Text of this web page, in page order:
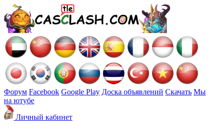
Форум Facebook Google Play Доска объявлений Скачать Мы
на ютубе
Личный кабинет